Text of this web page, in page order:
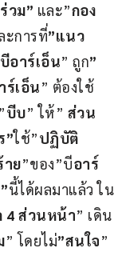
วม” และ”กอง
ะการที่”แนว
บีอาร์เอ็น” ถูก”
ร์เอ็น” ต้องใช้
บีบ” ให้” ส่วน
”ใช้”ปฏิบัติ
าย”ของ”บีอาร์
นี้ได้ผลมาแล้ว ใน
4 ส่วนหน้า” เดิน
” โดยไม่”สนใจ”